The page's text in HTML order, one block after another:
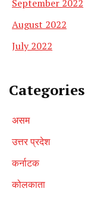
September 2022
August 2022
July 2022
Categories
असम
उत्तर प्रदेश
कर्नाटक
कोलकाता